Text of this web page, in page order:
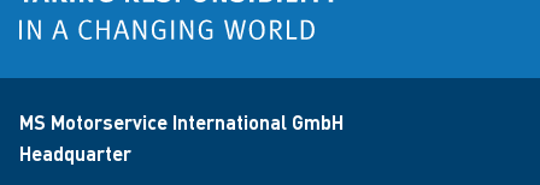
MS Motorservice International GmbH
Headquarter